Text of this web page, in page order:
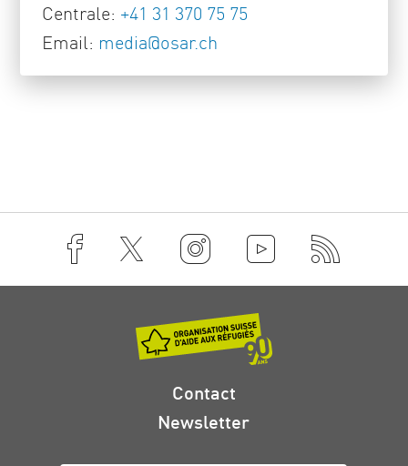
Centrale: +41 31 370 75 75
Email: media@osar.ch
Contact
Newsletter